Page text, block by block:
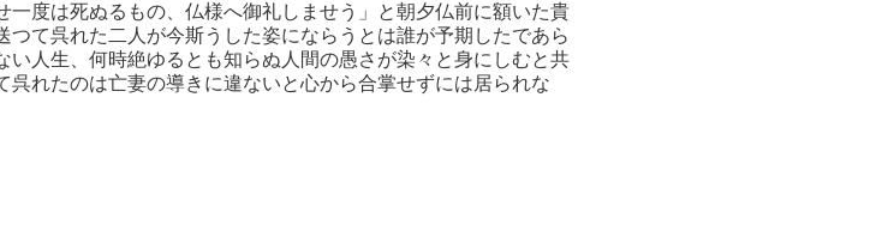
度は死ぬるもの、仏様へ御礼しませう」と朝夕仏前に額いた貴
て呉れた二人が今斯うした姿にならうとは誰が予期したであら
い人生、何時絶ゆるとも知らぬ人間の愚さが染々と身にしむと共
れたのは亡妻の導きに違ないと心から合掌せずには居られな